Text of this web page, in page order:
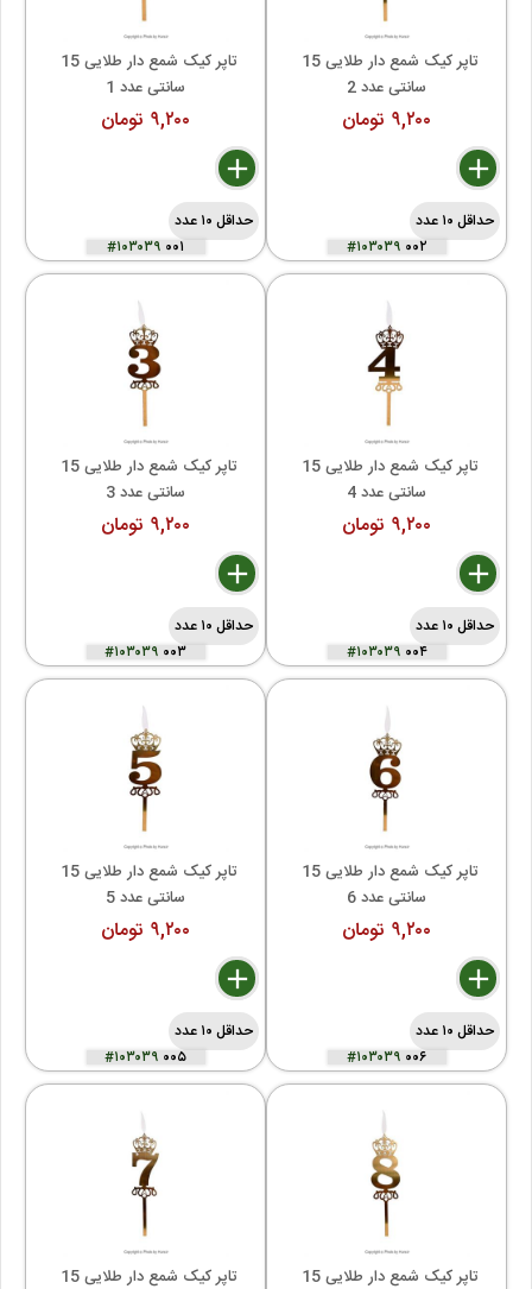
سانتی عدد 1
۹,۲۰۰ تومان
delete
remove
add
حداقل ۱۰ عدد
#۱۰۳۰۳۹ ۰۰۱
سانتی عدد 2
۹,۲۰۰ تومان
delete
remove
add
حداقل ۱۰ عدد
#۱۰۳۰۳۹ ۰۰۲
سانتی عدد 3
۹,۲۰۰ تومان
delete
remove
add
حداقل ۱۰ عدد
#۱۰۳۰۳۹ ۰۰۳
سانتی عدد 4
۹,۲۰۰ تومان
delete
remove
add
حداقل ۱۰ عدد
#۱۰۳۰۳۹ ۰۰۴
سانتی عدد 5
۹,۲۰۰ تومان
delete
remove
add
حداقل ۱۰ عدد
#۱۰۳۰۳۹ ۰۰۵
سانتی عدد 6
۹,۲۰۰ تومان
delete
remove
add
حداقل ۱۰ عدد
#۱۰۳۰۳۹ ۰۰۶